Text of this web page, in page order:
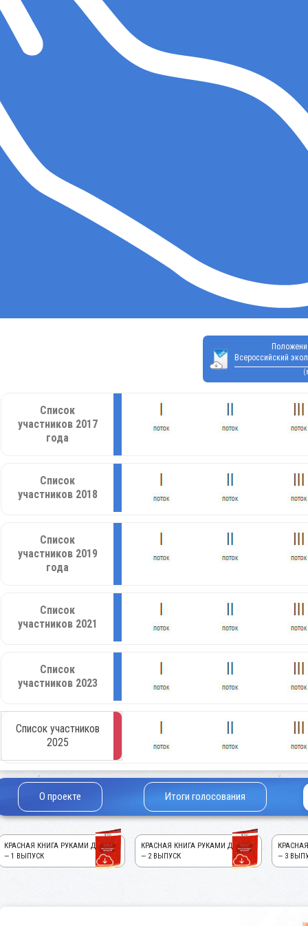
Всероссийский
Список
участников 2017
года
Список
участников 2018
Список
участников 2019
года
Список
участников 2021
Список
участников 2023
Список участников
2025
О проекте Итоги голосования
КРАСНАЯ КНИГА РУКАМИ ДЕТЕЙ!
— 1 ВЫПУСК
КРАСНАЯ КНИГА РУКАМИ ДЕТЕЙ!
— 2 ВЫПУСК
— 3